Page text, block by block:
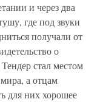
и через два
где под звуки
получали от
о
стал местом
а отцам
для них хорошее